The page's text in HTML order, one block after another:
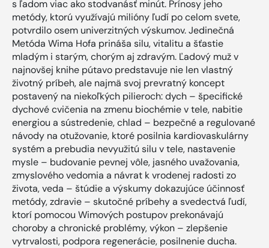
s ľadom viac ako stodvanásť minút. Prínosy jeho
metódy, ktorú využívajú milióny ľudí po celom svete,
potvrdilo osem univerzitných výskumov. Jedinečná
Metóda Wima Hofa prináša silu, vitalitu a šťastie
mladým i starým, chorým aj zdravým. Ľadový muž v
najnovšej knihe pútavo predstavuje nie len vlastný
životný príbeh, ale najmä svoj prevratný koncept
postavený na niekoľkých pilieroch: dych – špecifické
dychové cvičenia na zmenu biochémie v tele, nabitie
energiou a sústredenie, chlad – bezpečné a regulované
návody na otužovanie, ktoré posilnia kardiovaskulárny
systém a prebudia nevyužitú silu v tele, nastavenie
mysle – budovanie pevnej vôle, jasného uvažovania,
zmyslového vedomia a návrat k vrodenej radosti zo
života, veda – štúdie a výskumy dokazujúce účinnosť
metódy, zdravie – skutočné príbehy a svedectvá ľudí,
ktorí pomocou Wimových postupov prekonávajú
choroby a chronické problémy, výkon – zlepšenie
vytrvalosti, podpora regenerácie, posilnenie ducha.